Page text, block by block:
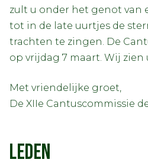
zult u onder het genot van
tot in de late uurtjes de
trachten te zingen. De
op vrijdag 7 maart. Wij zien
Met vriendelijke groet,
De XIIe Cantuscommissie
LEDEN